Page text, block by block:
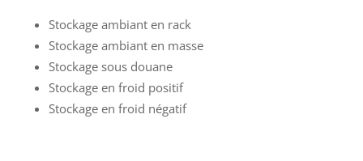
Stockage ambiant en rack
Stockage ambiant en masse
Stockage sous douane
Stockage en froid positif
Stockage en froid négatif